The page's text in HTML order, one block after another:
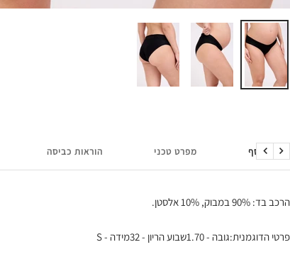
מידע נוסף מפרט טכני הוראות כביסה
הקודם
הבא
הרכב בד: 90% במבוק, 10% אלסטן.
פרטי הדוגמנית:גובה - 1.70שבוע הריון - 32מידה - S